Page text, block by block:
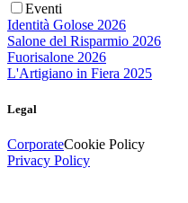
Eventi
Identità Golose 2026
Salone del Risparmio 2026
Fuorisalone 2026
L'Artigiano in Fiera 2025
Legal
CorporateCookie Policy
Privacy Policy